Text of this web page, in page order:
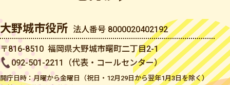
大野城市役所 法人番号 8000020402192
〒816-8510 福岡県大野城市曙町二丁目2-1
092-501-2211（代表・コールセンター）
開庁日時：月曜から金曜日（祝日・12月29日から翌年1月3日を除く）